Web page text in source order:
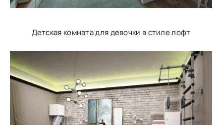
Детская комната для девочки в стиле лофт